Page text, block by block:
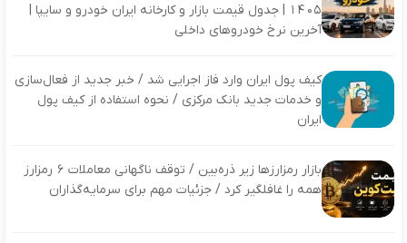
1405 | جدول قیمت بازار و کارخانه ایران خودرو و سایپا |
آخرین نرخ خودروهای داخلی
کیف پول ایران وارد فاز اجرایی شد / خبر جدید از فعال‌سازی
و خدمات جدید بانک مرکزی / نحوه استفاده از کیف پول
ایران
بازار رمزارزها زیر ذره‌بین / توقف ناگهانی معاملات ۶ رمزارز
همه را غافلگیر کرد / جزئیات مهم برای سرمایه‌گذاران